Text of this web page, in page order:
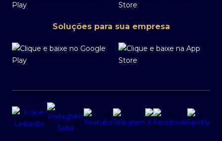
Soluções para sua empresa